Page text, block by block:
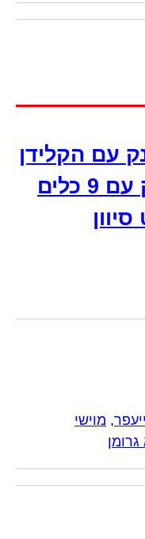
עם הקלידן
הענק לייזר ברנדמרק עם 9 כלים
, מוישי